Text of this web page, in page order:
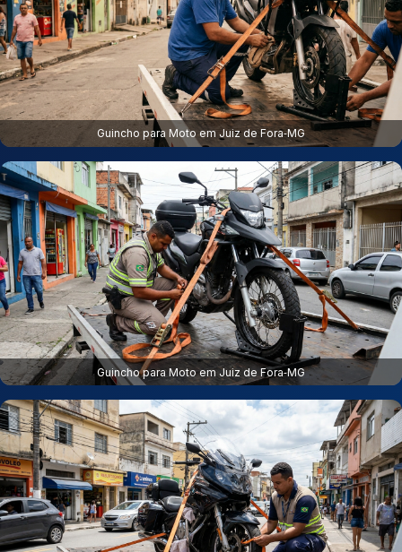
Guincho para Moto em Juiz de Fora‑MG
Guincho para Moto em Juiz de Fora‑MG